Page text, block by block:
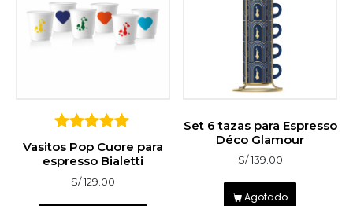
sobre 5
Vasitos Pop Cuore para
espresso Bialetti
S/129.00
Set 6 tazas para Espresso
Déco Glamour
S/139.00
Agotado